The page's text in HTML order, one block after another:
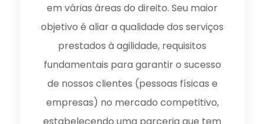
em várias áreas do direito. Seu maior
objetivo é aliar a qualidade dos serviços
prestados à agilidade, requisitos
fundamentais para garantir o sucesso
de nossos clientes (pessoas físicas e
empresas) no mercado competitivo,
estabelecendo uma parceria que tem